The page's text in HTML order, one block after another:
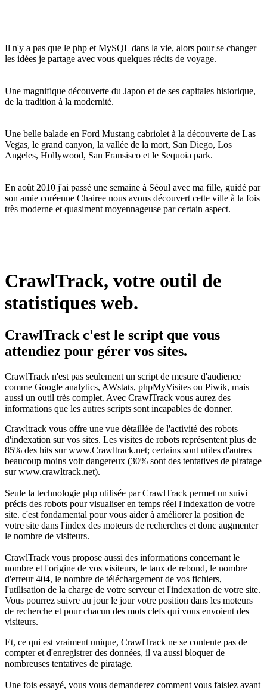
Il n'y a pas que le php et MySQL dans la vie, alors pour se changer
les idées je partage avec vous quelques récits de voyage.
Une magnifique découverte du Japon et de ses capitales historique,
de la tradition à la modernité.
Une belle balade en Ford Mustang cabriolet à la découverte de Las
Vegas, le grand canyon, la vallée de la mort, San Diego, Los
Angeles, Hollywood, San Fransisco et le Sequoia park.
En août 2010 j'ai passé une semaine à Séoul avec ma fille, guidé par
son amie coréenne Chairee nous avons découvert cette ville à la fois
très moderne et quasiment moyennageuse par certain aspect.
CrawlTrack, votre outil de
statistiques web.
CrawlTrack c'est le script que vous
attendiez pour gérer vos sites.
CrawlTrack n'est pas seulement un script de mesure d'audience
comme Google analytics, AWstats, phpMyVisites ou Piwik, mais
aussi un outil très complet. Avec CrawlTrack vous aurez des
informations que les autres scripts sont incapables de donner.
Crawltrack vous offre une vue détaillée de l'activité des robots
d'indexation sur vos sites. Les visites de robots représentent plus de
85% des hits sur www.Crawltrack.net; certains sont utiles d'autres
beaucoup moins voir dangereux (30% sont des tentatives de piratage
sur www.crawltrack.net).
Seule la technologie php utilisée par CrawlTrack permet un suivi
précis des robots pour visualiser en temps réel l'indexation de votre
site. c'est fondamental pour vous aider à améliorer la position de
votre site dans l'index des moteurs de recherches et donc augmenter
le nombre de visiteurs.
CrawlTrack vous propose aussi des informations concernant le
nombre et l'origine de vos visiteurs, le taux de rebond, le nombre
d'erreur 404, le nombre de téléchargement de vos fichiers,
l'utilisation de la charge de votre serveur et l'indexation de votre site.
Vous pourrez suivre au jour le jour votre position dans les moteurs
de recherche et pour chacun des mots clefs qui vous envoient des
visiteurs.
Et, ce qui est vraiment unique, CrawlTrack ne se contente pas de
compter et d'enregistrer des données, il va aussi bloquer de
nombreuses tentatives de piratage.
Une fois essayé, vous vous demanderez comment vous faisiez avant